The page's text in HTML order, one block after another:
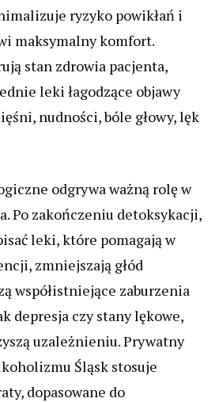
ryzyko powikłań i
maksymalny komfort.
stan zdrowia pacjenta,
leki łagodzące objawy
nudności, bóle głowy, lęk
odgrywa ważną rolę w
Po zakończeniu detoksykacji,
leki, które pomagają w
zmniejszają głód
współistniejące zaburzenia
depresja czy stany lękowe,
uzależnieniu. Prywatny
Śląsk stosuje
dopasowane do